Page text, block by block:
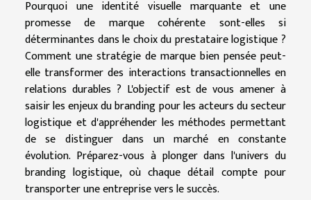
Pourquoi une identité visuelle marquante et une
promesse de marque cohérente sont-elles si
déterminantes dans le choix du prestataire logistique ?
Comment une stratégie de marque bien pensée peut-
elle transformer des interactions transactionnelles en
relations durables ? L'objectif est de vous amener à
saisir les enjeux du branding pour les acteurs du secteur
logistique et d'appréhender les méthodes permettant
de se distinguer dans un marché en constante
évolution. Préparez-vous à plonger dans l'univers du
branding logistique, où chaque détail compte pour
transporter une entreprise vers le succès.